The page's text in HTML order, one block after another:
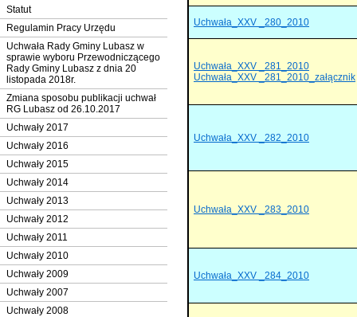
Statut
Regulamin Pracy Urzędu
Uchwała Rady Gminy Lubasz w
sprawie wyboru Przewodniczącego
Rady Gminy Lubasz z dnia 20
listopada 2018r.
Zmiana sposobu publikacji uchwał
RG Lubasz od 26.10.2017
Uchwały 2017
Uchwały 2016
Uchwały 2015
Uchwały 2014
Uchwały 2013
Uchwały 2012
Uchwały 2011
Uchwały 2010
Uchwały 2009
Uchwały 2007
Uchwały 2008
Uchwała_XXV _280_2010
Uchwała_XXV _281_2010
Uchwała_XXV _281_2010_załącznik
Uchwała_XXV _282_2010
Uchwała_XXV _283_2010
Uchwała_XXV _284_2010